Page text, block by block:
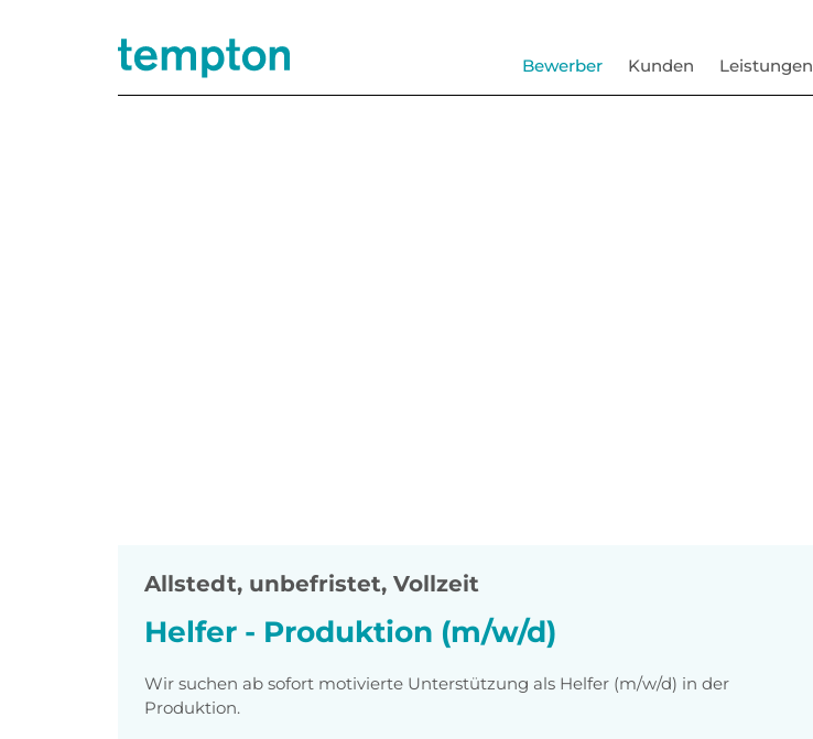
Bewerber Kunden Leistungen
Allstedt, unbefristet, Vollzeit
Helfer - Produktion (m/w/d)
Wir suchen ab sofort motivierte Unterstützung als Helfer (m/w/d) in der
Produktion.